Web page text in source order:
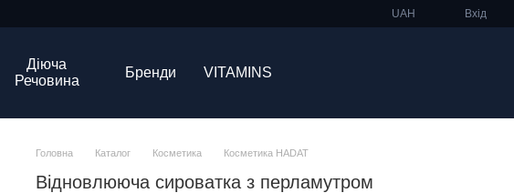
UAH Вхід
Діюча
Речовина
Бренди VITAMINS
Головна Каталог Косметика Косметика HADAT
Відновлююча сироватка з перламутром